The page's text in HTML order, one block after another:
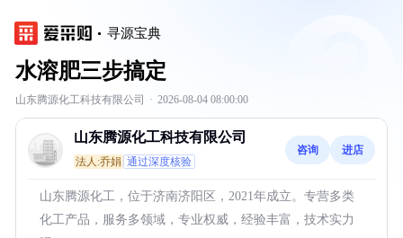
寻源宝典
水溶肥三步搞定
山东腾源化工科技有限公司 · 2026-08-04 08:00:00
山东腾源化工科技有限公司
法人:乔娟 通过深度核验
咨询 进店
山东腾源化工，位于济南济阳区，2021年成立。专营多类
化工产品，服务多领域，专业权威，经验丰富，技术实力